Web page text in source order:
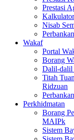
Prestasi
Nisab
Wakaf
Portal
Borang
Dalil-dalil
Titah
Ridzuan
Perkhidmatan
Borang
MAIPk
Sistem